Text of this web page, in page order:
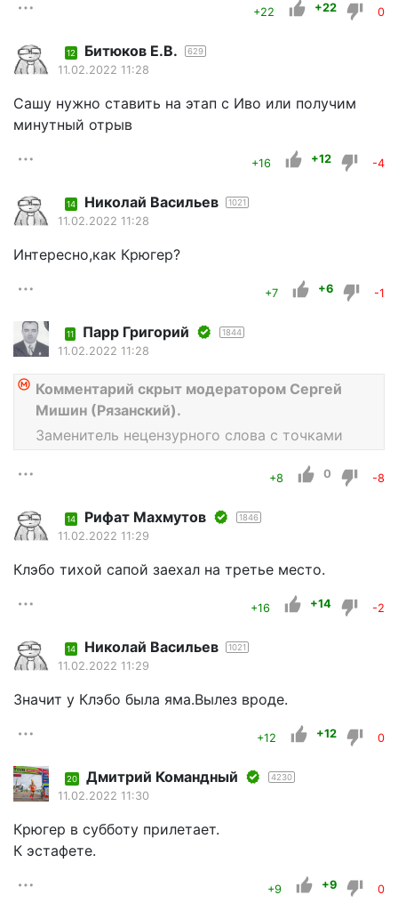
+22 +22 0
12 Битюков Е.В. 629
11.02.2022 11:28
Сашу нужно ставить на этап с Иво или получим
минутный отрыв
+16 +12 -4
14 Николай Васильев 1021
11.02.2022 11:28
Интересно,как Крюгер?
+7 +6 -1
11 Парр Григорий 1844
11.02.2022 11:28
Комментарий скрыт модератором Сергей
Мишин (Рязанский).
Заменитель нецензурного слова с точками
+8 0 -8
14 Рифат Махмутов 1846
11.02.2022 11:29
Клэбо тихой сапой заехал на третье место.
+16 +14 -2
14 Николай Васильев 1021
11.02.2022 11:29
Значит у Клэбо была яма.Вылез вроде.
+12 +12 0
20 Дмитрий Командный 4230
11.02.2022 11:30
Крюгер в субботу прилетает.
К эстафете.
+9 +9 0